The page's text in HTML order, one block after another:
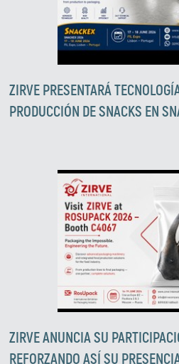
ZIRVE PRESENTARÁ
PRODUCCIÓN DE SNACKS EN
ZIRVE ANUNCIA SU
REFORZANDO ASÍ SU